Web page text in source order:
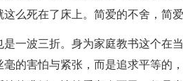
么死在了床上。简爱的不舍，简
一波三折。身为家庭教书这个在
的害怕与紧张，而是追求平等的